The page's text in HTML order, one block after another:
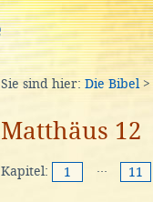
Sie sind hier: Die Bibel>
Matthäus 12
Kapitel: 1 ··· 11